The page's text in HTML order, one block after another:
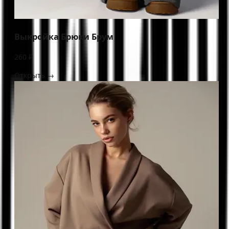
Выкройка Брюки Брум
260 ₽
Открыть →